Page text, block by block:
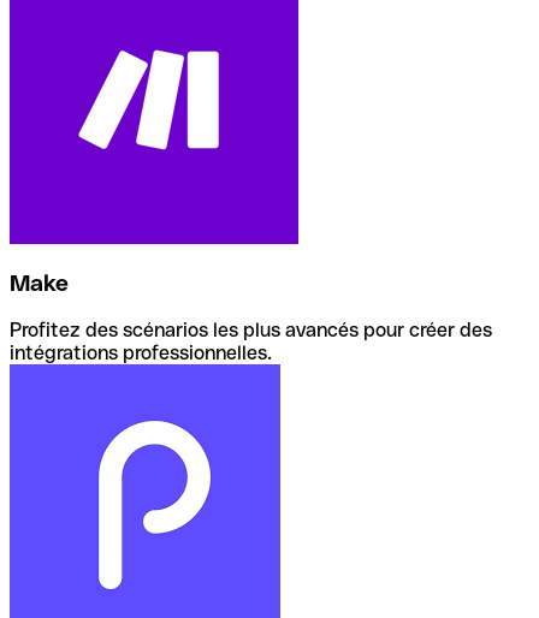
Make
Profitez des scénarios les plus avancés pour créer des
intégrations professionnelles.